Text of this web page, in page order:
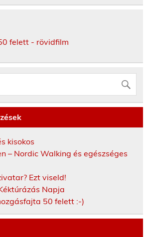
felett - rövidfilm
kisokos
– Nordic Walking és egészséges
Ezt viseld!
Napja
50 felett :-)